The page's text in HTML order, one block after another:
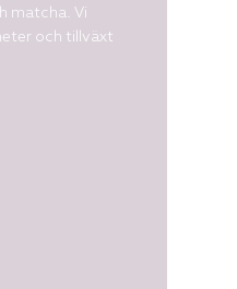
matcha. Vi
och tillväxt